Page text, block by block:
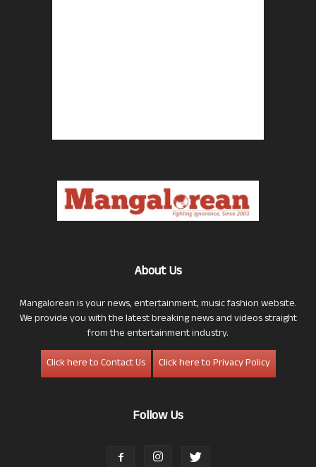
About Us
Mangalorean is your news, entertainment, music fashion website.
We provide you with the latest breaking news and videos straight
from the entertainment industry.
Click here to Contact Us
Click here to Privacy Policy
Follow Us